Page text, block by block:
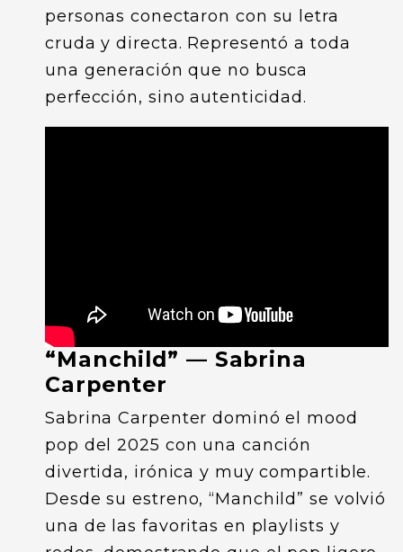
personas conectaron con su letra
cruda y directa. Representó a toda
una generación que no busca
perfección, sino autenticidad.
“Manchild” — Sabrina
Carpenter
Sabrina Carpenter dominó el mood
pop del 2025 con una canción
divertida, irónica y muy compartible.
Desde su estreno, “Manchild” se volvió
una de las favoritas en playlists y